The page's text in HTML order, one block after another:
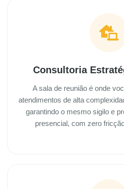
Consultoria
A sala de reunião é onde
atendimentos de alta
garantindo o mesmo sigilo e
presencial, com zero